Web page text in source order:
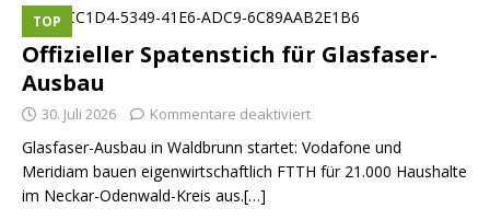
Offizieller Spatenstich für Glasfaser-
Ausbau
TOP
30. Juli 2026 Kommentare deaktiviert
Glasfaser-Ausbau in Waldbrunn startet: Vodafone und
Meridiam bauen eigenwirtschaftlich FTTH für 21.000 Haushalte
im Neckar-Odenwald-Kreis aus.[…]